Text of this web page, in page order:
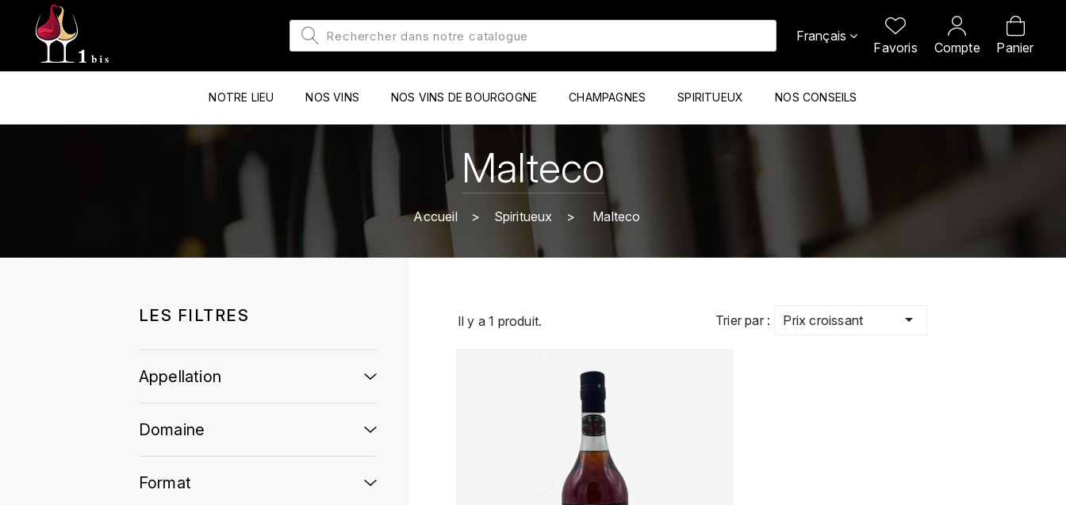
Français
Favoris Compte Panier
NOTRE LIEU NOS VINS NOS VINS DE BOURGOGNE CHAMPAGNES SPIRITUEUX NOS CONSEILS
Malteco
Accueil Spiritueux Malteco
LES FILTRES
Appellation
Domaine
Format
Il y a 1 produit. Trier par : Prix croissant 